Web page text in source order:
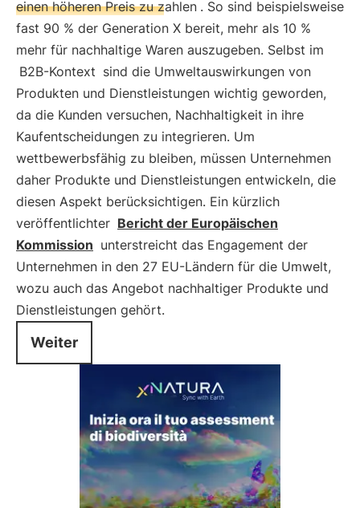
einen höheren Preis zu zahlen . So sind beispielsweise
fast 90 % der Generation X bereit, mehr als 10 %
mehr für nachhaltige Waren auszugeben. Selbst im
B2B-Kontext sind die Umweltauswirkungen von
Produkten und Dienstleistungen wichtig geworden,
da die Kunden versuchen, Nachhaltigkeit in ihre
Kaufentscheidungen zu integrieren. Um
wettbewerbsfähig zu bleiben, müssen Unternehmen
daher Produkte und Dienstleistungen entwickeln, die
diesen Aspekt berücksichtigen. Ein kürzlich
veröffentlichter Bericht der Europäischen
Kommission unterstreicht das Engagement der
Unternehmen in den 27 EU-Ländern für die Umwelt,
wozu auch das Angebot nachhaltiger Produkte und
Dienstleistungen gehört.
Weiter